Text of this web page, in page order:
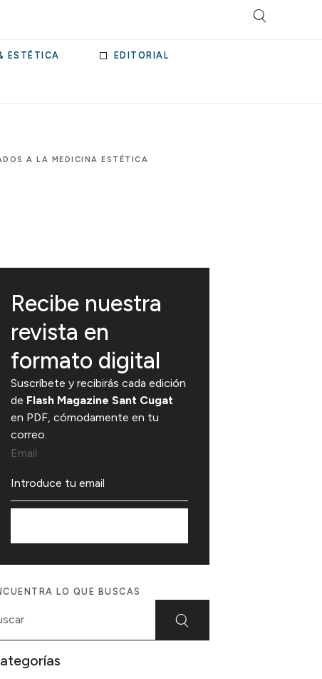
ESTÉTICA EDITORIAL
A LA MEDICINA ESTÉTICA
Recibe nuestra
revista en
formato digital
Suscríbete y recibirás cada edición
de Flash Magazine Sant Cugat
en PDF, cómodamente en tu
correo.
Email
LO QUE BUSCAS